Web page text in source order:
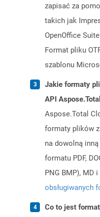
zapisać za
takich jak
OpenOffice
Format pliku
szablonu
Jakie formaty
API
Aspose.Total
formaty plików
na dowolną
formatu PDF,
PNG BMP), MD
obsługiwanych
Co to jest